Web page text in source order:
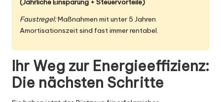
(Jährliche Einsparung + Steuervorteile)
Faustregel:Maßnahmen mit unter 5 Jahren
Amortisationszeit sind fast immer rentabel.
Ihr Weg zur Energieeffizienz:
Die nächsten Schritte